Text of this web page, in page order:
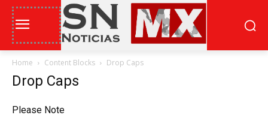
Home Content Blocks Drop Caps
Drop Caps
Please Note